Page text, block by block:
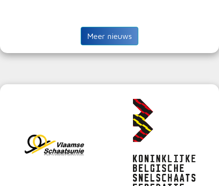
Meer nieuws